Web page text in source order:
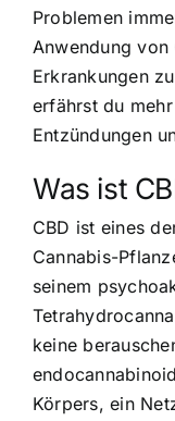
Problemen
Anwendung
Erkrankungen
erfährst du
Entzündungen
Was ist
CBD ist eines
Cannabis-
seinem
keine
Körpers, ein